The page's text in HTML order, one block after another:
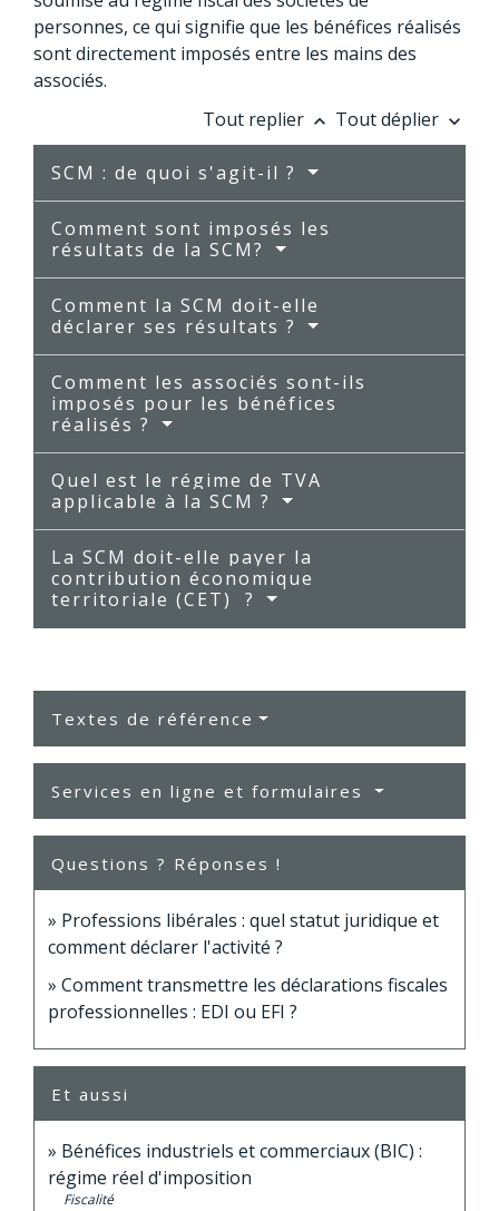
personnes, ce qui signifie que les bénéfices réalisés
sont directement imposés entre les mains des
associés.
Tout replier keyboard_arrow_up Tout déplier keyboard_arrow_down
SCM : de quoi s'agit-il ?
Comment sont imposés les
résultats de la SCM?
Comment la SCM doit-elle
déclarer ses résultats ?
Comment les associés sont-ils
imposés pour les bénéfices
réalisés ?
Quel est le régime de TVA
applicable à la SCM ?
La SCM doit-elle payer la
contribution économique
territoriale (CET) ?
Textes de référence
Services en ligne et formulaires
Questions ? Réponses !
Professions libérales : quel statut juridique et
comment déclarer l'activité ?
Comment transmettre les déclarations fiscales
professionnelles : EDI ou EFI ?
Et aussi
Bénéfices industriels et commerciaux (BIC) :
régime réel d'imposition
Fiscalité